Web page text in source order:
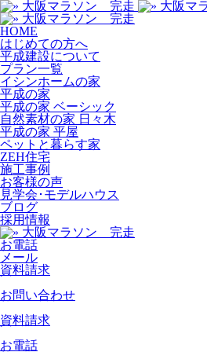
HOME
はじめての方へ
平成建設について
プラン一覧
イシンホームの家
平成の家
平成の家 ベーシック
自然素材の家 日々木
平成の家 平屋
ペットと暮らす家
ZEH住宅
施工事例
お客様の声
見学会･モデルハウス
ブログ
採用情報
お電話
メール
資料請求
お問い合わせ
資料請求
お電話